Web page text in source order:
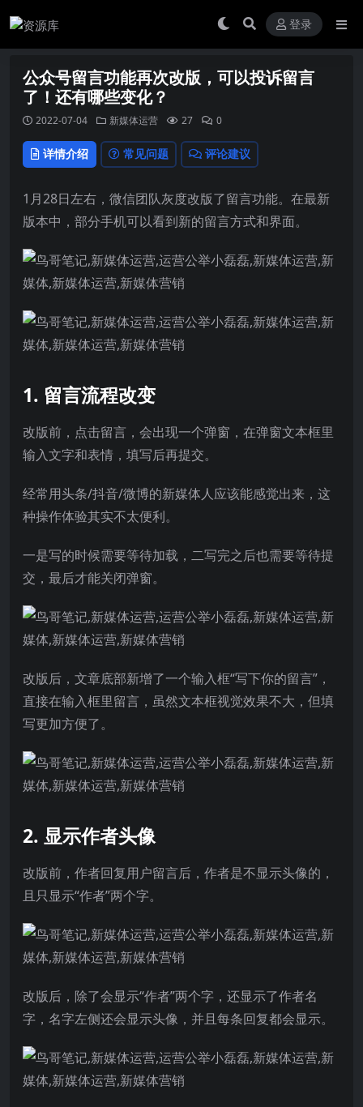
登录
公众号留言功能再次改版，可以投诉留言
了！还有哪些变化？
2022-07-04 新媒体运营 27 0
详情介绍 常见问题 评论建议
1月28日左右，微信团队灰度改版了留言功能。在最新
版本中，部分手机可以看到新的留言方式和界面。
1. 留言流程改变
改版前，点击留言，会出现一个弹窗，在弹窗文本框里
输入文字和表情，填写后再提交。
经常用头条/抖音/微博的新媒体人应该能感觉出来，这
种操作体验其实不太便利。
一是写的时候需要等待加载，二写完之后也需要等待提
交，最后才能关闭弹窗。
改版后，文章底部新增了一个输入框“写下你的留言”，
直接在输入框里留言，虽然文本框视觉效果不大，但填
写更加方便了。
2. 显示作者头像
改版前，作者回复用户留言后，作者是不显示头像的，
且只显示“作者”两个字。
改版后，除了会显示“作者”两个字，还显示了作者名
字，名字左侧还会显示头像，并且每条回复都会显示。